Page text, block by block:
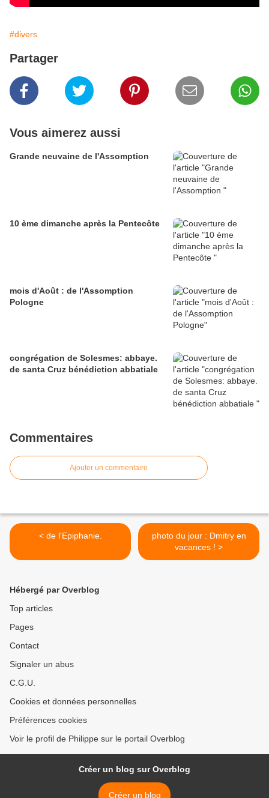
#divers
Partager
Vous aimerez aussi
Grande neuvaine de l'Assomption
10 ème dimanche après la Pentecôte
mois d'Août : de l'Assomption
Pologne
congrégation de Solesmes: abbaye.
de santa Cruz bénédiction abbatiale
Commentaires
Ajouter un commentaire
< de l'Epiphanie.
photo du jour : Dmitry en
vacances ! >
Hébergé par Overblog
Top articles
Pages
Contact
Signaler un abus
C.G.U.
Cookies et données personnelles
Préférences cookies
Voir le profil de Philippe sur le portail Overblog
Créer un blog sur Overblog
Créer un blog